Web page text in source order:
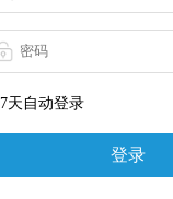
7天自动登录
登录